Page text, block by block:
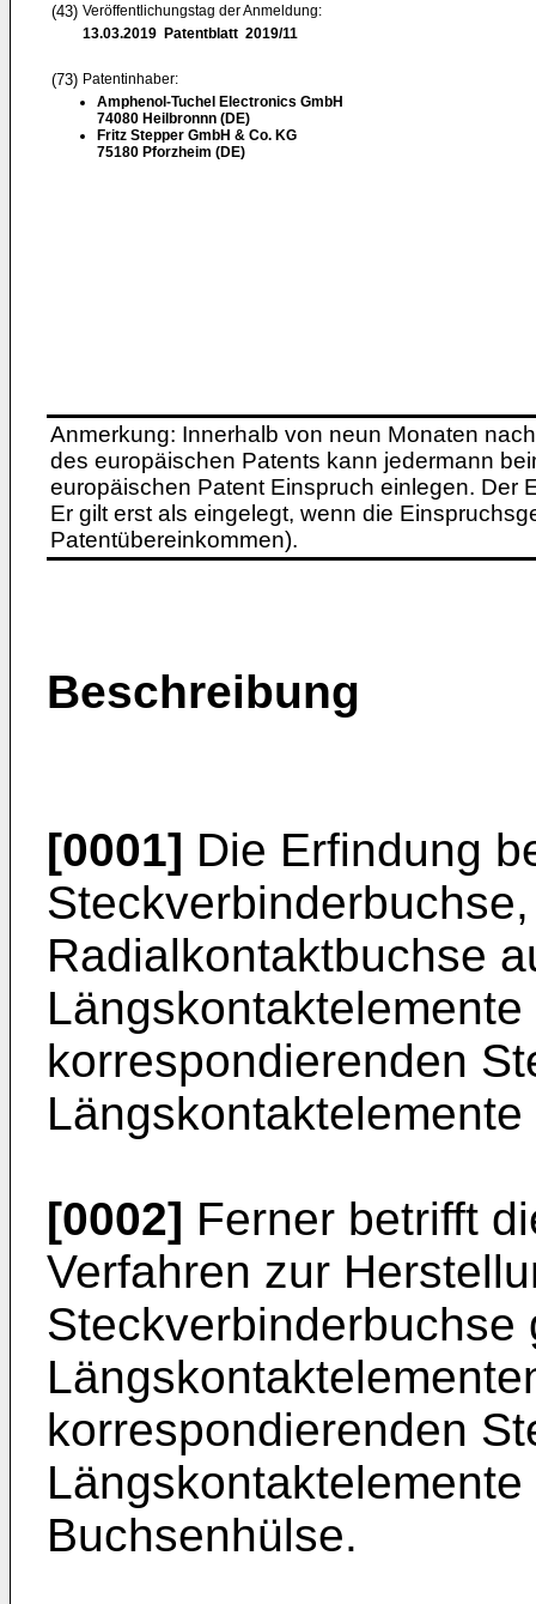
(43) Veröffentlichungstag der Anmeldung:
13.03.2019 Patentblatt 2019/11
(73) Patentinhaber:
Amphenol-Tuchel Electronics GmbH
74080 Heilbronnn (DE)
Fritz Stepper GmbH & Co. KG
75180 Pforzheim (DE)
Anmerkung: Innerhalb von neun Monaten
des europäischen Patents kann jedermann
europäischen Patent Einspruch einlegen. Der
Er gilt erst als eingelegt, wenn die
Patentübereinkommen).
Beschreibung
[0001] Die Erfindung
Radialkontaktbuchse
korrespondierenden
[0002] Ferner betrifft
Verfahren zur
Steckverbinderbuchse
korrespondierenden
Buchsenhülse.